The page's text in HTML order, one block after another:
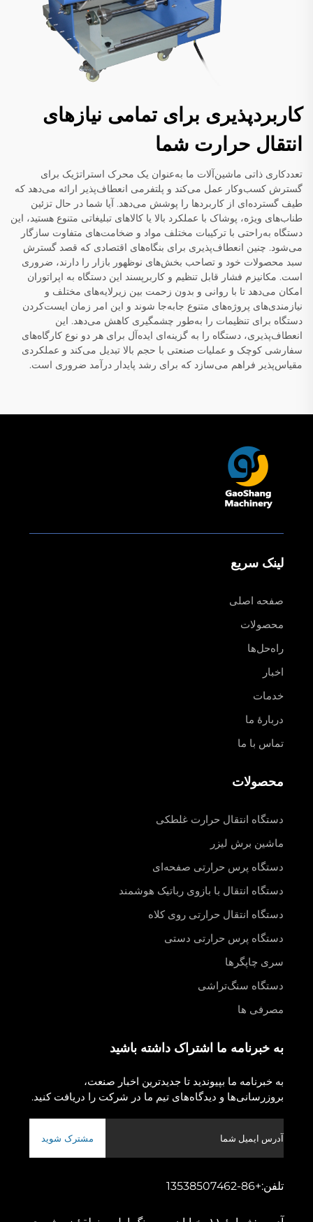
کاربردپذیری برای تمامی نیازهای
انتقال حرارت شما
تعددکاری ذاتی ماشین‌آلات ما به‌عنوان یک محرک استراتژیک برای
گسترش کسب‌وکار عمل می‌کند و پلتفرمی انعطاف‌پذیر ارائه می‌دهد که
طیف گسترده‌ای از کاربردها را پوشش می‌دهد. آیا شما در حال تزئین
طناب‌های ویژه، پوشاک با عملکرد بالا یا کالاهای تبلیغاتی متنوع هستید، این
دستگاه به‌راحتی با ترکیبات مختلف مواد و ضخامت‌های متفاوت سازگار
می‌شود. چنین انعطاف‌پذیری برای بنگاه‌های اقتصادی که قصد گسترش
سبد محصولات خود و تصاحب بخش‌های نوظهور بازار را دارند، ضروری
است. مکانیزم فشار قابل تنظیم و کاربرپسند این دستگاه به اپراتوران
امکان می‌دهد تا با روانی و بدون زحمت بین زیرلایه‌های مختلف و
نیازمندی‌های پروژه‌های متنوع جابه‌جا شوند و این امر زمان ایست‌کردن
دستگاه برای تنظیمات را به‌طور چشمگیری کاهش می‌دهد. این
انعطاف‌پذیری، دستگاه را به گزینه‌ای ایده‌آل برای هر دو نوع کارگاه‌های
سفارشی کوچک و عملیات صنعتی با حجم بالا تبدیل می‌کند و عملکردی
مقیاس‌پذیر فراهم می‌سازد که برای رشد پایدار درآمد ضروری است.
لینک سریع
صفحه اصلی
محصولات
راه‌حل‌ها
اخبار
خدمات
دربارهٔ ما
تماس با ما
محصولات
دستگاه انتقال حرارت غلطکی
ماشین برش لیزر
دستگاه پرس حرارتی صفحه‌ای
دستگاه انتقال با بازوی رباتیک هوشمند
دستگاه انتقال حرارتی روی کلاه
دستگاه پرس حرارتی دستی
سری چاپگرها
دستگاه سنگ‌تراشی
مصرفی ها
به خبرنامه ما اشتراک داشته باشید
به خبرنامه ما بپیوندید تا جدیدترین اخبار صنعت،
بروزرسانی‌ها و دیدگاه‌های تیم ما در شرکت را دریافت کنید.
مشترک شوید
تلفن:+86-13538507462